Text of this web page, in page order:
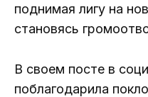
поднимая лигу на
становясь
В своем посте в
поблагодарила